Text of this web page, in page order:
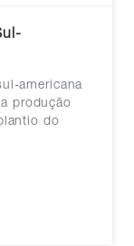
americana
produção
do